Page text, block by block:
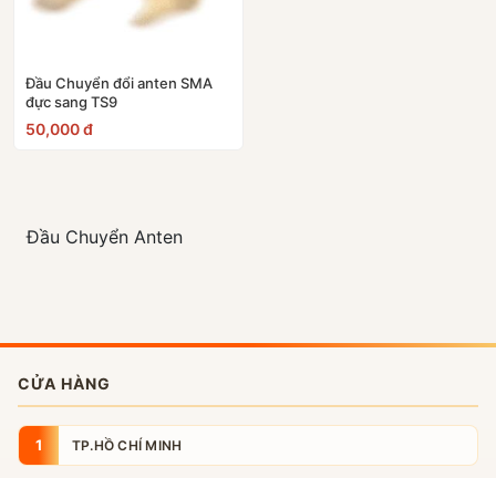
Đầu Chuyển đổi anten SMA
đực sang TS9
50,000 đ
Đầu Chuyển Anten
CỬA HÀNG
1 TP.HỒ CHÍ MINH